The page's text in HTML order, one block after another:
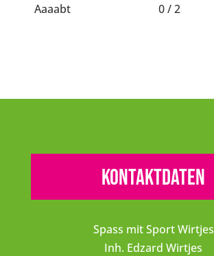
Aaaabt 0 / 2
Kontaktdaten
Spass mit Sport Wirtjes
Inh. Edzard Wirtjes